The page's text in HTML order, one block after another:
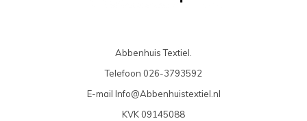
Abbenhuis Textiel.
Telefoon 026-3793592
E-mail Info@Abbenhuistextiel.nl
KVK 09145088